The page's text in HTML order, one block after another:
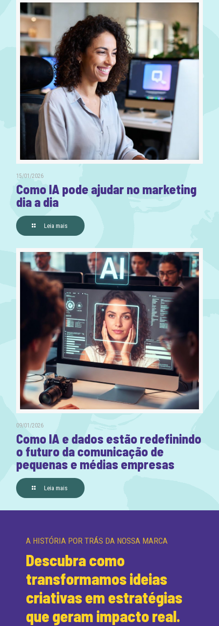
15/01/2026
Como IA pode ajudar no marketing
dia a dia
Leia mais
09/01/2026
Como IA e dados estão redefinindo
o futuro da comunicação de
pequenas e médias empresas
Leia mais
A HISTÓRIA POR TRÁS DA NOSSA MARCA
Descubra como
transformamos ideias
criativas em estratégias
que geram impacto real.